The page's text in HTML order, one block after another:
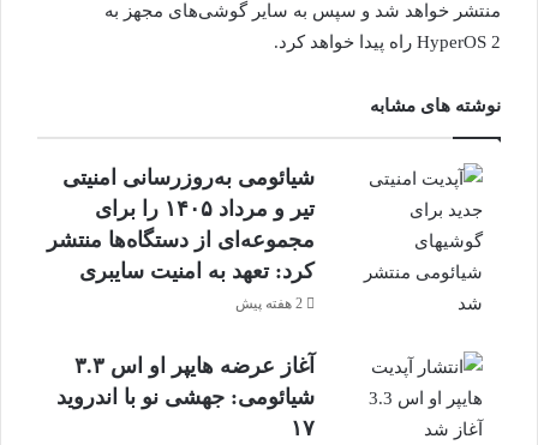
منتشر خواهد شد و سپس به سایر گوشی‌های مجهز به
HyperOS 2 راه پیدا خواهد کرد.
نوشته های مشابه
شیائومی به‌روزرسانی امنیتی
تیر و مرداد ۱۴۰۵ را برای
مجموعه‌ای از دستگاه‌ها منتشر
کرد: تعهد به امنیت سایبری
2 هفته پیش
آغاز عرضه هایپر او اس ۳.۳
شیائومی: جهشی نو با اندروید
۱۷